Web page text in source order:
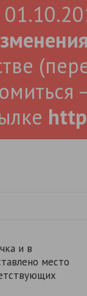
и в
место